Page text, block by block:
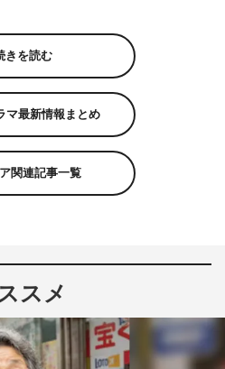
きを読む
マ最新情報まとめ
関連記事一覧
スメ